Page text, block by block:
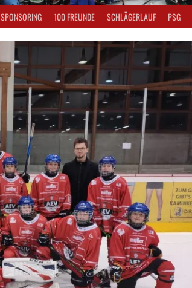
SPONSORING 100 FREUNDE SCHLÄGERLAUF PSG